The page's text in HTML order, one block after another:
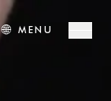
🌐 MENU